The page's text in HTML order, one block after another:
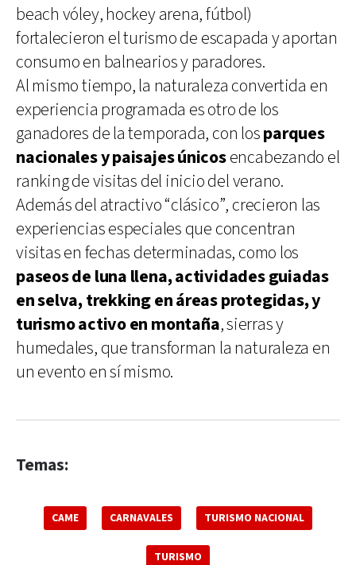
beach vóley, hockey arena, fútbol)
fortalecieron el turismo de escapada y aportan
consumo en balnearios y paradores.
Al mismo tiempo, la naturaleza convertida en
experiencia programada es otro de los
ganadores de la temporada, con losparques
nacionales y paisajes únicosencabezando el
ranking de visitas del inicio del verano.
Además del atractivo “clásico”, crecieron las
experiencias especiales que concentran
visitas en fechas determinadas, como los
paseos de luna llena, actividades guiadas
en selva, trekking en áreas protegidas, y
turismo activo en montaña, sierras y
humedales, que transforman la naturaleza en
un evento en sí mismo.
Temas:
CAME CARNAVALES TURISMO NACIONAL
TURISMO